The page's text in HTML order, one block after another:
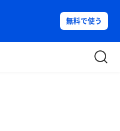
無料で使う